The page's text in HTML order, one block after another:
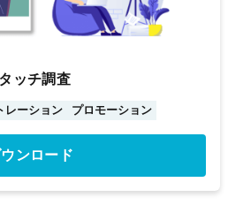
ッチ調査
レーション プロモーション
ンロード